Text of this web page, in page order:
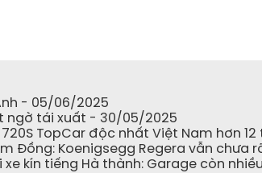
- 05/06/2025
ngờ tái xuất - 30/05/2025
TopCar độc nhất Việt Nam hơn
Đồng: Koenigsegg Regera vẫn chưa
kín tiếng Hà thành: Garage còn